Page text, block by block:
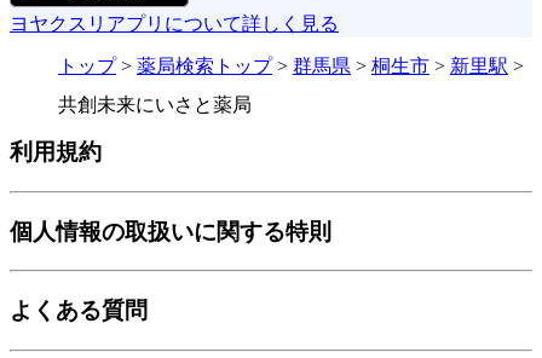
ヨヤクスリアプリについて詳しく見る
トップ> 薬局検索トップ> 群馬県 > 桐生市 > 新里駅 >
共創未来にいさと薬局
利用規約
個人情報の取扱いに関する特則
よくある質問